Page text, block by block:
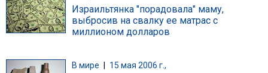
Израильтянка "порадовала" маму,
выбросив на свалку ее матрас с
миллионом долларов
В мире 15 мая 2006 г.,